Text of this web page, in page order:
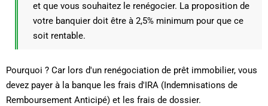
et que vous souhaitez le renégocier. La proposition de
votre banquier doit être à 2,5% minimum pour que ce
soit rentable.
Pourquoi ? Car lors d'un renégociation de prêt immobilier, vous
devez payer à la banque les frais d'IRA (Indemnisations de
Remboursement Anticipé) et les frais de dossier.